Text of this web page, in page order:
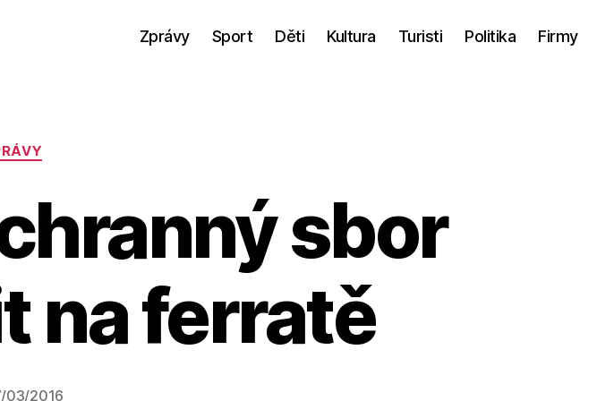
Zprávy Sport Děti Kultura Turisti Politika Firmy
Rubriky
sbor
na ferratě
Autor
a
03/2016